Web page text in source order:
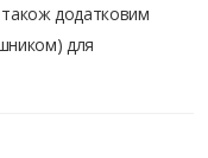
також додатковим
для